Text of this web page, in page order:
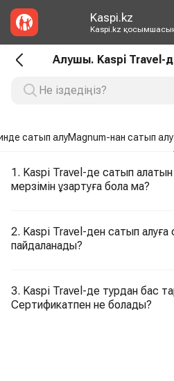
Kaspi.kz
Kaspi.kz
Алушы. Kaspi Travel-
сатып алуMagnum-нан сатып алу
1. Kaspi Travel-де сатып
мерзімін ұзартуға бола ма?
2. Kaspi Travel-ден сатып
пайдаланады?
3. Kaspi Travel-де турдан бас
Сертификатпен не болады?